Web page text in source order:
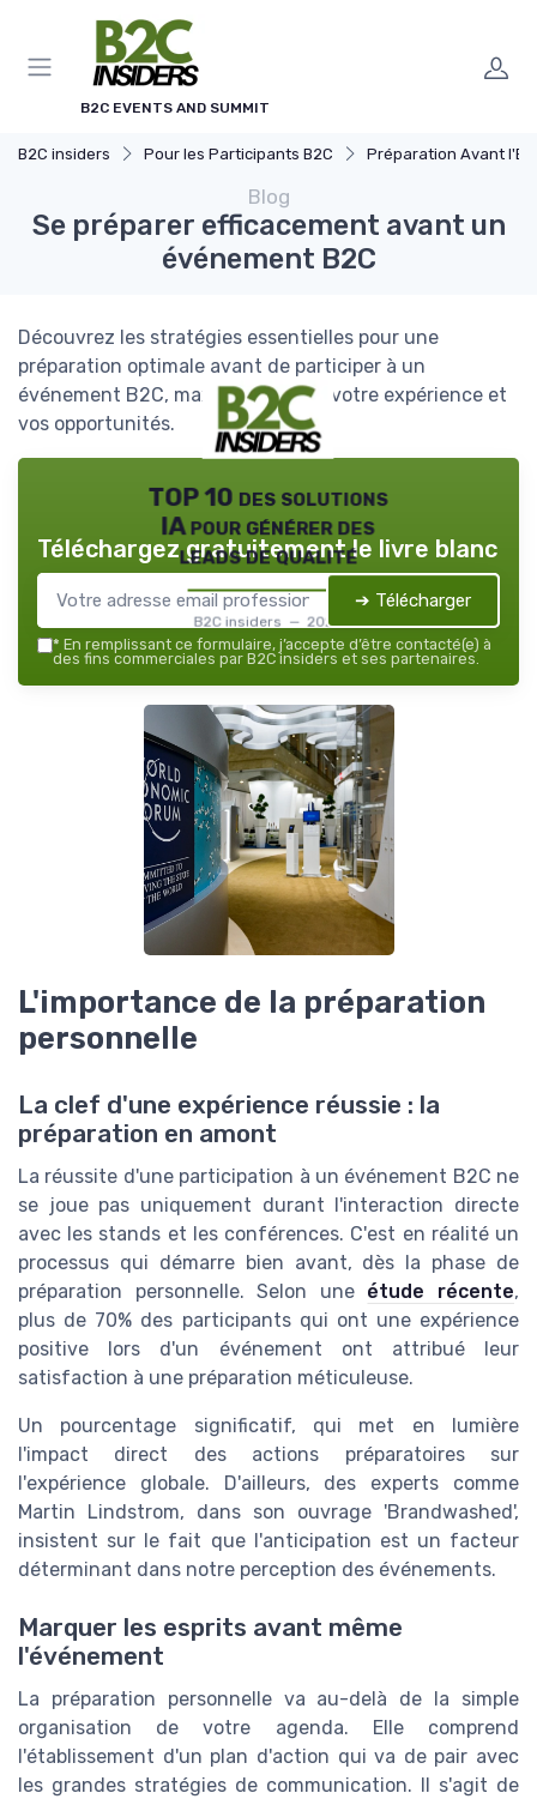
B2C EVENTS AND SUMMIT
B2C insiders Pour les Participants B2C Préparation Avant
Blog
Se préparer efficacement avant un
événement B2C
Découvrez les stratégies essentielles pour une
préparation optimale avant de participer à un
événement B2C, maximisant ainsi votre expérience et
vos opportunités.
TOP 10 des solutions
IA pour générer des
leads de qualité
B2C insiders — 2026
Téléchargez gratuitement le livre blanc
➔ Télécharger
* En remplissant ce formulaire, j’accepte d’être contacté(e) à
des fins commerciales par B2C insiders et ses partenaires.
L'importance de la préparation
personnelle
La clef d'une expérience réussie : la
préparation en amont
La réussite d'une participation à un événement B2C ne
se joue pas uniquement durant l'interaction directe
avec les stands et les conférences. C'est en réalité un
processus qui démarre bien avant, dès la phase de
préparation personnelle. Selon une étude récente,
plus de 70% des participants qui ont une expérience
positive lors d'un événement ont attribué leur
satisfaction à une préparation méticuleuse.
Un pourcentage significatif, qui met en lumière
l'impact direct des actions préparatoires sur
l'expérience globale. D'ailleurs, des experts comme
Martin Lindstrom, dans son ouvrage 'Brandwashed',
insistent sur le fait que l'anticipation est un facteur
déterminant dans notre perception des événements.
Marquer les esprits avant même
l'événement
La préparation personnelle va au-delà de la simple
organisation de votre agenda. Elle comprend
l'établissement d'un plan d'action qui va de pair avec
les grandes stratégies de communication. Il s'agit de
Panneau de gestion des cookies